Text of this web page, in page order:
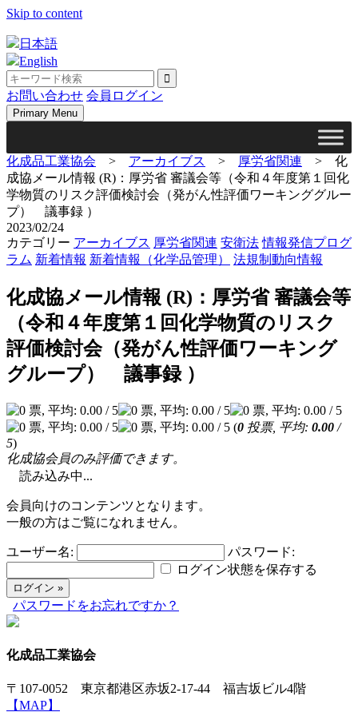
Skip to content
日本語
English
お問い合わせ 会員ログイン
Primary Menu
化成品工業協会 > アーカイブス > 厚労省関連 > 化
成協メール情報 (R)：厚労省 審議会等（令和４年度第１回化
学物質のリスク評価検討会（発がん性評価ワーキンググルー
プ） 議事録 ）
2023/02/24
カテゴリー アーカイブス 厚労省関連 安衛法 情報発信プログ
ラム 新着情報 新着情報（化学品管理） 法規制動向情報
化成協メール情報 (R)：厚労省 審議会等
（令和４年度第１回化学物質のリスク
評価検討会（発がん性評価ワーキング
グループ） 議事録 ）
(0 投票, 平均: 0.00 /
5)
化成協会員のみ評価できます。
読み込み中...
会員向けのコンテンツとなります。
一般の方はご覧になれません。
ユーザー名:
パスワード:
ログイン状態を保存する
パスワードをお忘れですか？
化成品工業協会
〒107-0052 東京都港区赤坂2-17-44 福吉坂ビル4階
【MAP】